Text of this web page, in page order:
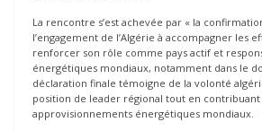
La rencontre s’est achevée par « la
l’engagement de l’Algérie à accompagner les
renforcer son rôle comme pays actif et
énergétiques mondiaux, notamment dans le
déclaration finale témoigne de la volonté
position de leader régional tout en contribuant
approvisionnements énergétiques mondiaux.